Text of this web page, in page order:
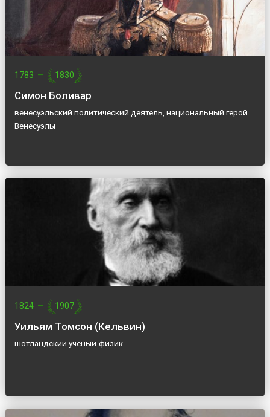
1783 — 1830
Симон Боливар
венесуэльский политический деятель, национальный герой
Венесуэлы
1824 — 1907
Уильям Томсон (Кельвин)
шотландский ученый-физик